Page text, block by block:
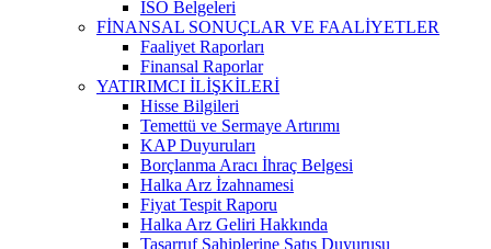
ISO Belgeleri
FİNANSAL SONUÇLAR VE FAALİYETLER
Faaliyet Raporları
Finansal Raporlar
YATIRIMCI İLİŞKİLERİ
Hisse Bilgileri
Temettü ve Sermaye Artırımı
KAP Duyuruları
Borçlanma Aracı İhraç Belgesi
Halka Arz İzahnamesi
Fiyat Tespit Raporu
Halka Arz Geliri Hakkında
Tasarruf Sahiplerine Satış Duyurusu